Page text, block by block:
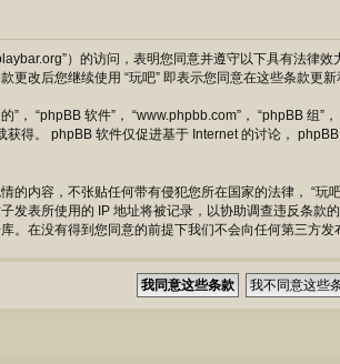
）的访问，表明您同意并遵守以下具有法
改后您继续使用 “玩吧” 即表示您同意在这些条款更新
， “phpBB 软件”， “www.phpbb.com”， “phpBB 组”
获得。 phpBB 软件仅促进基于 Internet 的讨论，
的内容，不张贴任何带有侵犯您所在国家的法律， “
表所使用的 IP 地址将被记录，以协助调查违反条款
在没有得到您同意的前提下我们不会向任何第三方